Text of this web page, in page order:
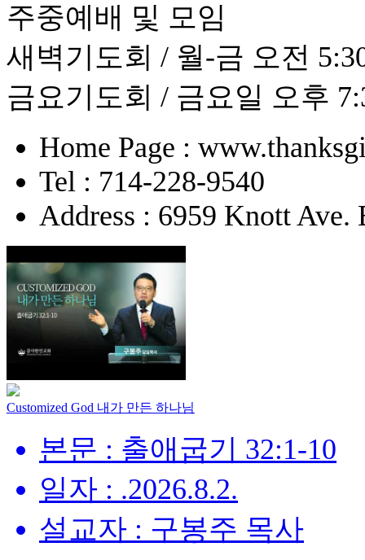
주중예배 및 모임
새벽기도회 / 월-금 오전
금요기도회 / 금요일 오후
Home Page :
Tel : 714-228-9540
Address : 6959 Knott Ave.
Customized God 내가 만든 하나님
본문 : 출애굽기 32:1-10
일자 : .2026.8.2.
설교자 : 구봉주 목사